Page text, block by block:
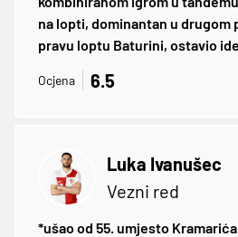
na lopti, dominantan u drugom
pravu loptu Baturini, ostavio
Ocjena 6.5
Luka Ivanušec
Vezni red
*ušao od 55. umjesto